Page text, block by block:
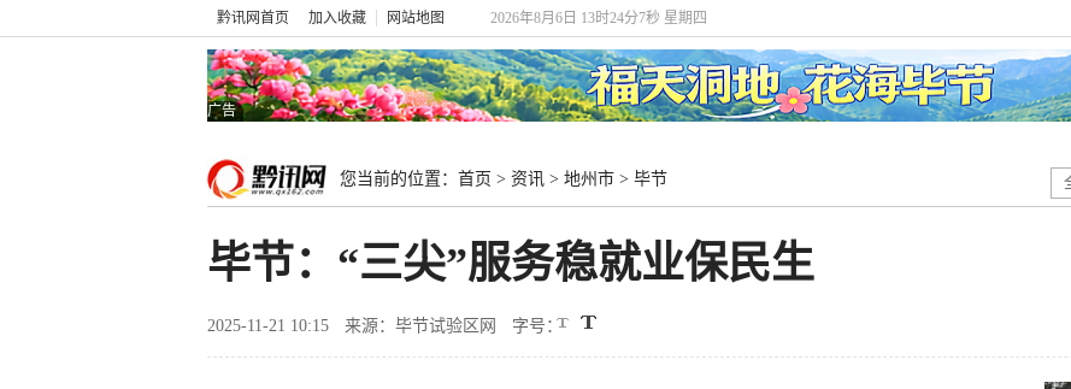
黔讯网首页 加入收藏 网站地图 2026年8月6日 13时24分7秒 星期四
广告
您当前的位置： 首页 > 资讯 > 地州市 > 毕节
毕节：“三尖”服务稳就业保民生
2025-11-21 10:15 来源：毕节试验区网 字号：